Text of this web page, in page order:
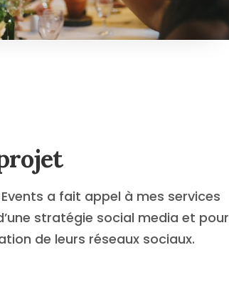
Events a fait appel à mes services
stratégie social media et pour
de leurs réseaux sociaux.